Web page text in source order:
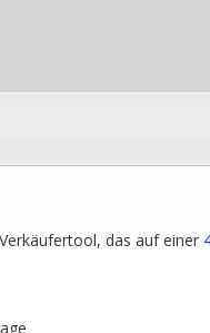
das auf einer